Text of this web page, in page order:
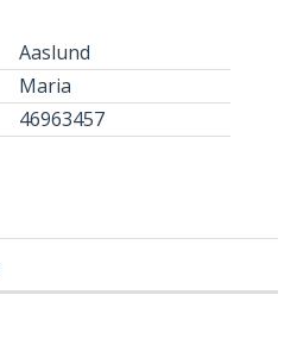
Aaslund
Maria
46963457